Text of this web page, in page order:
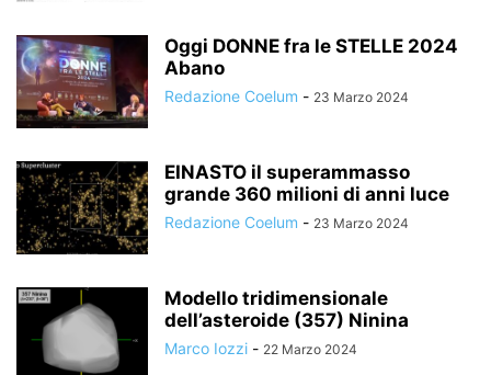
Oggi DONNE fra le STELLE 2024
Abano
Redazione Coelum - 23 Marzo 2024
EINASTO il superammasso
grande 360 milioni di anni luce
Redazione Coelum - 23 Marzo 2024
Modello tridimensionale
dell’asteroide (357) Ninina
Marco Iozzi - 22 Marzo 2024